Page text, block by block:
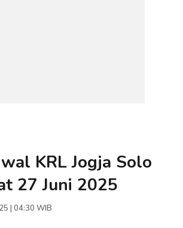
KRL Jogja Solo
27 Juni 2025
| 04:30 WIB